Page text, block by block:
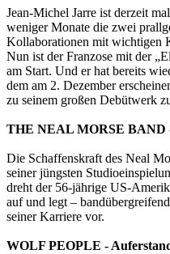
Jean-Michel Jarre ist derzeit
weniger Monate die zwei
Kollaborationen mit wichtigen
Nun ist der Franzose mit der
am Start. Und er hat bereits
dem am 2. Dezember
zu seinem großen Debütwerk
THE NEAL MORSE BAND
Die Schaffenskraft des Neal
seiner jüngsten
dreht der 56-jährige US-
auf und legt –
seiner Karriere vor.
WOLF PEOPLE -